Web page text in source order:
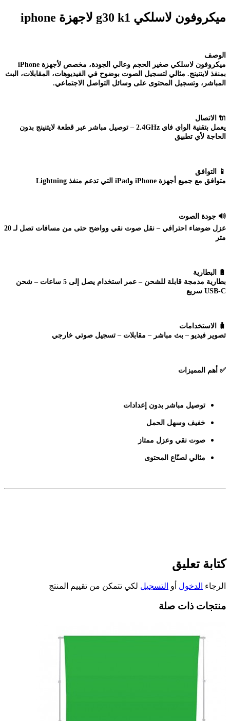
ميكروفون لاسلكي g30 k1 لاجهزة iphone
الوصف
ميكروفون لاسلكي صغير الحجم وعالي الجودة، مخصص لأجهزة iPhone
بمنفذ لايتنينج. مثالي لتسجيل الصوت بوضوح في الفيديوهات، المقابلات، البث
المباشر، وتسجيل المحتوى على وسائل التواصل الاجتماعي.
🔌 الاتصال
يعمل بتقنية الواي فاي 2.4GHz – توصيل مباشر عبر قطعة لايتنينج بدون
الحاجة لأي تطبيق
📱
التوافق
متوافق مع جميع أجهزة iPhone وiPad التي تدعم منفذ Lightning
🔊 جودة الصوت
عزل ضوضاء احترافي – نقل صوت نقي وواضح حتى من مسافات تصل لـ 20
متر
🔋
البطارية
بطارية مدمجة قابلة للشحن – عمر استخدام يصل إلى 5 ساعات – شحن
USB-C سريع
🧳
الاستخدامات
تصوير فيديو – بث مباشر – مقابلات – تسجيل صوتي خارجي
✅ أهم المميزات
توصيل مباشر بدون إعدادات
خفيف وسهل الحمل
صوت نقي وعزل ممتاز
مثالي لصنّاع المحتوى
كتابة تعليق
الرجاء الدخول أو التسجيل لكي تتمكن من تقييم المنتج
منتجات ذات صلة